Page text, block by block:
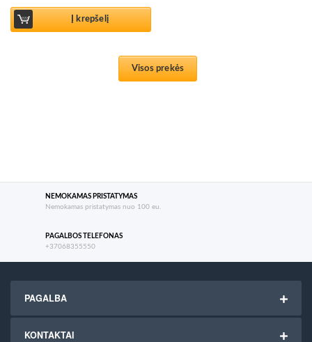
Current price is: €45.00.
Į krepšelį
Visos prekės
NEMOKAMAS PRISTATYMAS
Nemokamas pristatymas nuo 100 eu.
PAGALBOS TELEFONAS
+37068355550
PAGALBA
KONTAKTAI